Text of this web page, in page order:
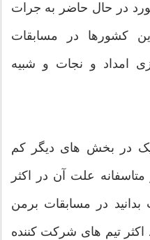
مورد در حال حاضر به جرات
کشورها در مسابقات
امداد و نجات و شبیه
در بخش های دیگر کم
علت آن در اکثر
در مسابقات برمن
شد اکثر تیم های شرکت کننده